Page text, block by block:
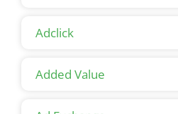
Adclick
Added Value